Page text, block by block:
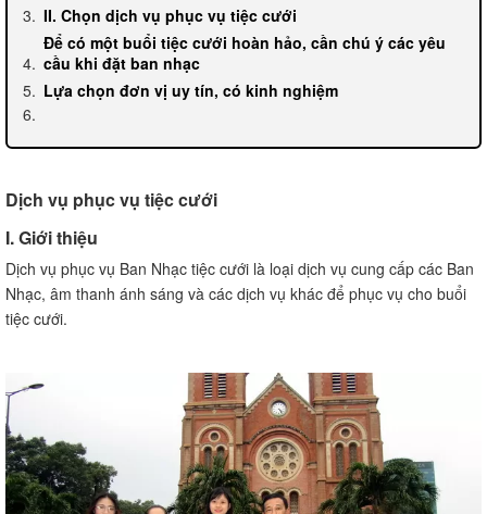
II. Chọn dịch vụ phục vụ tiệc cưới
Để có một buổi tiệc cưới hoàn hảo, cần chú ý các yêu
cầu khi đặt ban nhạc
Lựa chọn đơn vị uy tín, có kinh nghiệm
Dịch vụ phục vụ tiệc cưới
I. Giới thiệu
Dịch vụ phục vụ Ban Nhạc tiệc cưới là loại dịch vụ cung cấp các Ban
Nhạc, âm thanh ánh sáng và các dịch vụ khác để phục vụ cho buổi
tiệc cưới.